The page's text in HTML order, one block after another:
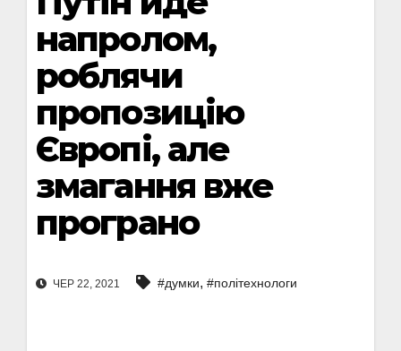
напролом,
роблячи
пропозицію
Європі, але
змагання вже
програно
ЧЕР 22, 2021 #думки, #політехнологи